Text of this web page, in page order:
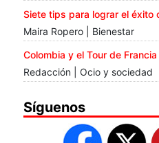
Siete tips para lograr el éxito
Maira Ropero | Bienestar
Colombia y el Tour de Francia
Redacción | Ocio y sociedad
Síguenos